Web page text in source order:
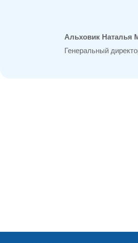
Альховик Наталья
Генеральный